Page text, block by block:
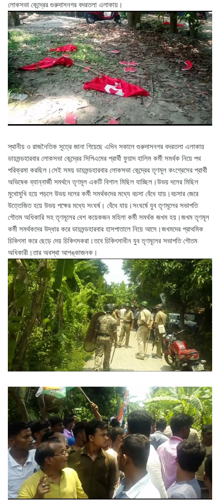
লোকসভা কেন্দ্রের গুরুদাসনগর বদরতলা এলাকায়।
স্থানীয় ও রাজনৈতিক সূত্রে জানা গিয়েছে এদিন সকালে গুরুদাসনগর বদরতলা এলাকায়
ডায়মন্ডহারবার লোকসভা কেন্দ্রের সিপিএমের প্রার্থী ফুয়াদ হালিম কর্মী সমর্থক নিয়ে পথ
পরিক্রমা করছিল।সেই সময় ডায়মন্ডহারবার লোকসভা কেন্দ্রের তৃণমূল কংগ্রেসের প্রার্থী
অভিষেক ব্যান্নার্জী সমর্থনে তৃণমূল একটি বিশাল মিছিল যাচ্ছিল।উভয় দলের মিছিল
মুখোমুখি হয়ে পড়লে উভয় দলের কর্মী সমর্থকদের মধ্যে বচসা বেঁধে যায়।বচসার জেরে
উত্তেজিত হয়ে উভয় পক্ষের মধ্যে সংঘর্ষ। বেঁধে যায়।সংঘর্ষে যুব তৃণমূলের সভাপতি
গৌতম অধিকারি সহ তৃণমূলের বেশ কয়েকজন মহিলা কর্মী সমর্থক জখম হয়।জখম তৃণমূল
কর্মী সমর্থকদের উদ্ধার করে ডায়মন্ডহারবার হাসপাতালে নিয়ে আসে।জখমদের প্রাথমিক
চিকিৎসা করে ছেড়ে দেয় চিকিৎসকরা।তবে চিকিৎসাধীন যুব তৃণমূলের সভাপতি গৌতম
অধিকারী।তার অবস্থা আশঙ্কাজনক।